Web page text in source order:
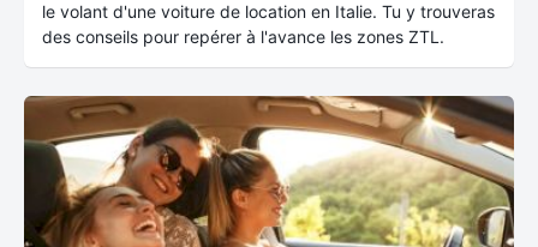
le volant d'une voiture de location en Italie. Tu y trouveras
des conseils pour repérer à l'avance les zones ZTL.